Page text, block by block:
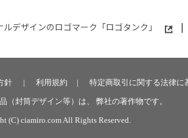
ルデザインのロゴマーク「ロゴタンク」 |
針 | 利用規約 | 特定商取引に関する法律に
（封筒デザイン等）は、 弊社の著作物です。
(C) ciamiro.com All Rights Reserved.